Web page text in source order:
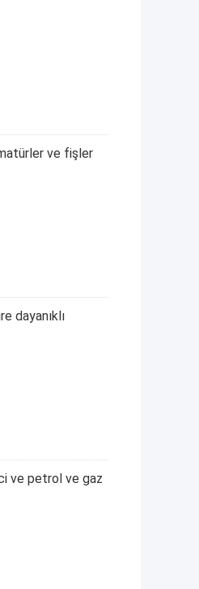
ve fişler
dayanıklı
ve petrol ve gaz